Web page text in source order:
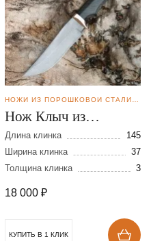
Нож Клыч из
порошковой стали
М-398
Длина клинка
145
Ширина клинка
37
Толщина клинка
3
18 000 ₽
КУПИТЬ В 1 КЛИК